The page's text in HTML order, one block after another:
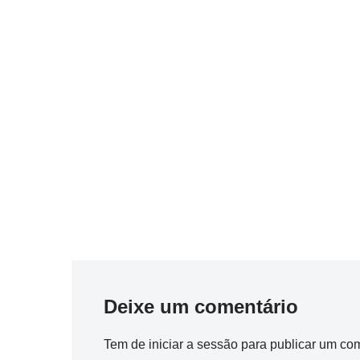
Deixe um comentário
Tem de iniciar a sessão para publicar um